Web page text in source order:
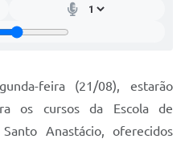
feira (21/08), estarão
os cursos da Escola de
Anastácio, oferecidos